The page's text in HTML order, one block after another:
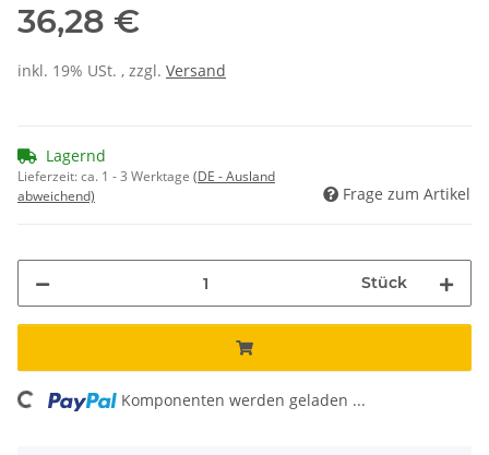
36,28 €
inkl. 19% USt. , zzgl. Versand
Lagernd
Lieferzeit:ca. 1 - 3 Werktage (DE - Ausland
abweichend)
Frage zum Artikel
Stück
Komponenten werden geladen ...